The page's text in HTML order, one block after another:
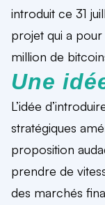
introduit ce 31
projet qui a
million de
Une
L’idée
stratégiques
proposition
prendre de
des marchés